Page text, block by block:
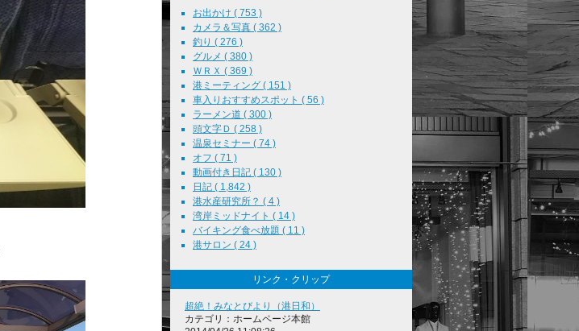
お出かけ ( 753 )
カメラ＆写真 ( 362 )
釣り ( 276 )
グルメ ( 380 )
ＷＲＸ ( 369 )
港ミーティング ( 151 )
車入りおすすめスポット ( 56 )
ラーメン道 ( 300 )
頭文字Ｄ ( 258 )
温泉セミナー ( 74 )
オフ ( 71 )
動画付き日記 ( 130 )
日記 ( 1,842 )
港水産研究所？ ( 4 )
湾岸ミッドナイト ( 14 )
バイキング食べ放題 ( 11 )
港サロン ( 24 )
リンク・クリップ
超絶！みなとびより（港日和）
カテゴリ：ホームページ本館